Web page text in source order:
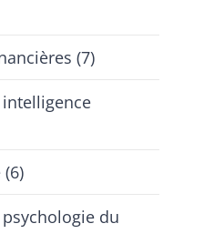
(7)
du